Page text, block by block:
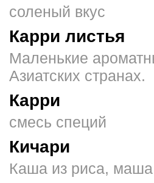
соленый вкус
Карри листья
Маленькие
Азиатских странах.
Карри
смесь специй
Кичари
Каша из риса,